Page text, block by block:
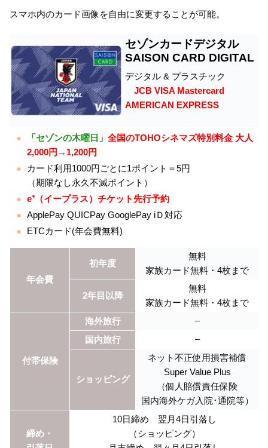
スマホ内のカード画像を自由に変更することが可能。
セゾンカードデジタル
SAISON CARD DIGITAL
デジタル & プラスチック
JCB VISA Mastercard
AMERICAN EXPRESS
「セゾンの木曜日」 全国のTOHOシネマズ特別料金 大人
2,000円→1,200円
カード利用1000円ごとに1ポイント＝5円
（期限なし永久不滅ポイント）
e⁺（イープラス）チケット先行予約
ApplePay QUICPay GooglePay iＤ対応
ETCカード(年会費無料)
年会費
初年度
無料
家族カード無料・4枚まで
2年目以降
無料
家族カード無料・4枚まで
付帯保険
海外旅行
–
国内旅行
–
ショッピング
ネット不正使用損害補償
Super Value Plus
（個人賠償責任保険
国内海外ケガ入院･通院等）
締め・
10日締め 翌月4日引落し
（ショッピング）